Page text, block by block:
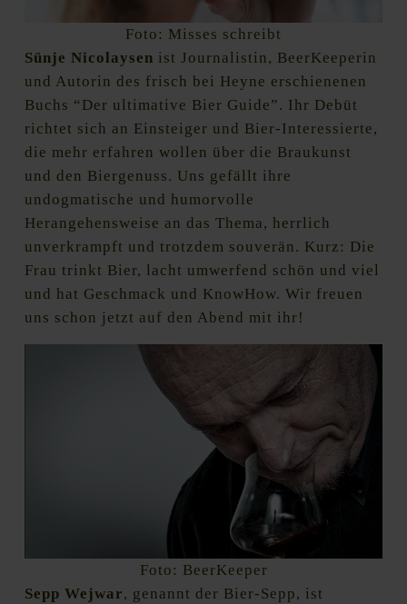
Foto: Misses schreibt
Sünje Nicolaysen ist Journalistin, BeerKeeperin
und Autorin des frisch bei Heyne erschienenen
Buchs “Der ultimative Bier Guide”. Ihr Debüt
richtet sich an Einsteiger und Bier-Interessierte,
die mehr erfahren wollen über die Braukunst
und den Biergenuss. Uns gefällt ihre
undogmatische und humorvolle
Herangehensweise an das Thema, herrlich
unverkrampft und trotzdem souverän. Kurz: Die
Frau trinkt Bier, lacht umwerfend schön und viel
und hat Geschmack und KnowHow. Wir freuen
uns schon jetzt auf den Abend mit ihr!
Foto: BeerKeeper
Sepp Wejwar, genannt der Bier-Sepp, ist